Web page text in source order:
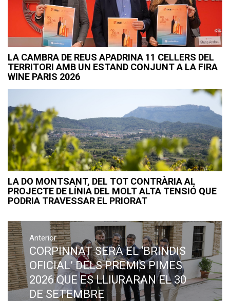
LA CAMBRA DE REUS APADRINA 11 CELLERS DEL
TERRITORI AMB UN ESTAND CONJUNT A LA FIRA
WINE PARIS 2026
LA DO MONTSANT, DEL TOT CONTRÀRIA AL
PROJECTE DE LÍNIA DEL MOLT ALTA TENSIÓ QUE
PODRIA TRAVESSAR EL PRIORAT
Navegació
d'entrades
Anterior
Previous
post:
CORPINNAT SERÀ EL ‘BRINDIS
OFICIAL’ DELS PREMIS PIMES
2026 QUE ES LLIURARAN EL 30
DE SETEMBRE